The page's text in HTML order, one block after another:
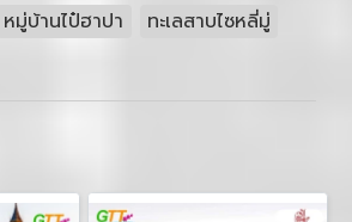
หมู่บ้านไป๋ฮาปา ทะเลสาบไซหลี่มู่